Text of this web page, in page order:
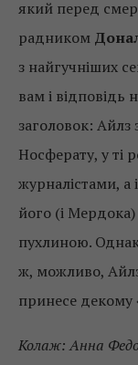
який перед
радником
з найгучніших
вам і відповідь
заголовок:
Носферату, у ті
журналістами, а
його (і
пухлиною.
ж, можливо,
принесе декому
Колаж: Анна